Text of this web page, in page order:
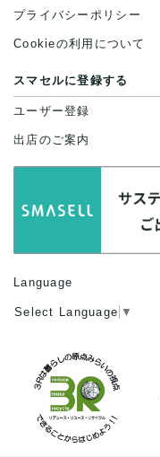
プライバシーポリシー
Cookieの利用について
スマセルに登録する
ユーザー登録
出店のご案内
Language
Select Language ▼